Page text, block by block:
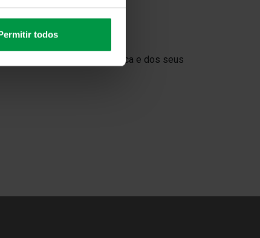
todos
à proteção da sua marca e dos seus